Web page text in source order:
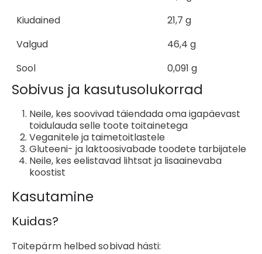
Kiudained
21,7 g
Valgud
46,4 g
Sool
0,091 g
Sobivus ja kasutusolukorrad
Neile, kes soovivad täiendada oma igapäevast
toidulauda selle toote toitainetega
Veganitele ja taimetoitlastele
Gluteeni- ja laktoosivabade toodete tarbijatele
Neile, kes eelistavad lihtsat ja lisaainevaba
koostist
Kasutamine
Kuidas?
Toitepärm helbed sobivad hästi: